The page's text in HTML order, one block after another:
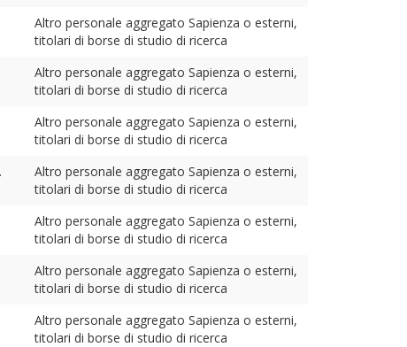
Altro personale aggregato Sapienza o esterni,
titolari di borse di studio di ricerca
Altro personale aggregato Sapienza o esterni,
titolari di borse di studio di ricerca
Altro personale aggregato Sapienza o esterni,
titolari di borse di studio di ricerca
Altro personale aggregato Sapienza o esterni,
titolari di borse di studio di ricerca
Altro personale aggregato Sapienza o esterni,
titolari di borse di studio di ricerca
Altro personale aggregato Sapienza o esterni,
titolari di borse di studio di ricerca
Altro personale aggregato Sapienza o esterni,
titolari di borse di studio di ricerca